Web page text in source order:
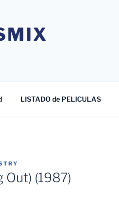
LISTADO de PELICULAS
Out) (1987)